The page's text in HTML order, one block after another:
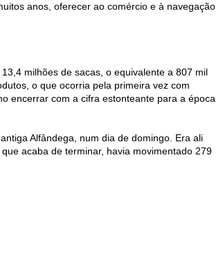
anos, oferecer ao comércio e à navegação
milhões de sacas, o equivalente a 807 mil
o que ocorria pela primeira vez com
encerrar com a cifra estonteante para a época
Alfândega, num dia de domingo. Era ali
acaba de terminar, havia movimentado 279